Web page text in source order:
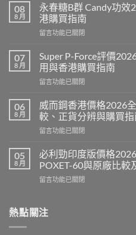
08
8 月
永春糖B群 Candy功效
港購買指南
在
春
糖
B
群
功
效
2026：
成
效
果、
法
港
留言功能已關閉
07
8 月
Super P-Force評價
用與香港購買指南
在
P-
Force
評
價
印
度
效
效
留言功能已關閉
06
8 月
威而鋼香港價格2026
較、正貨分辨與購買指
在
而
鋼
香
港
2026
留言功能已關閉
05
8 月
必利勁印度版價格
POXET-60與原廠比較
在
勁
印
留言功能已關閉
熱點關注